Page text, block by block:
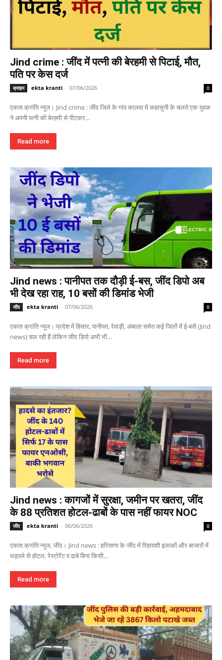
Jind crime : जींद में पत्नी की बेरहमी से पिटाई, मौत,
पति पर केस दर्ज
क्राइम ekta kranti - 07/06/2026 0
एकता क्रांति न्यूज। Jind crime : जींद जिले के गांव कालवा में कहासुनी के चलते एक युवक
ने अपनी पत्नी की बेरहमी से पीटकर...
Read more
Jind news : पानीपत तक दौड़ी ई-बस, जींद डिपो अब
भी देख रहा राह, 10 बसों की डिमांड भेजी
जींद ekta kranti - 07/06/2026 0
एकता क्रांति न्यूज। प्रदेश में हिसार, पानीपत, रेवाड़ी, अंबाला समेत कई जिलों में ई-बसें (Jind
news) चल रही हैं लेकिन जींद डिपो अभी भी...
Read more
Jind news : कागजों में सुरक्षा, जमीन पर खतरा, जींद
के 88 प्रतिशत होटल-ढाबों के पास नहीं फायर NOC
जींद ekta kranti - 06/06/2026 0
एकता क्रांति न्यूज, जींद। Jind news : हरियाणा के जींद में रिहायशी इलाकों और बाजारों में
धड़ल्ले से होटल, रेस्टोरेंट व ढाबे बिना किसी...
Read more